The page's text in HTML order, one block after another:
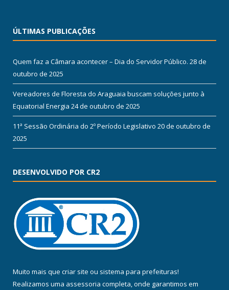
ÚLTIMAS PUBLICAÇÕES
Quem faz a Câmara acontecer – Dia do Servidor Público. 28 de
outubro de 2025
Vereadores de Floresta do Araguaia buscam soluções junto à
Equatorial Energia 24 de outubro de 2025
11ª Sessão Ordinária do 2º Período Legislativo 20 de outubro de
2025
DESENVOLVIDO POR CR2
Muito mais que criar site ou sistema para prefeituras!
Realizamos uma assessoria completa, onde garantimos em